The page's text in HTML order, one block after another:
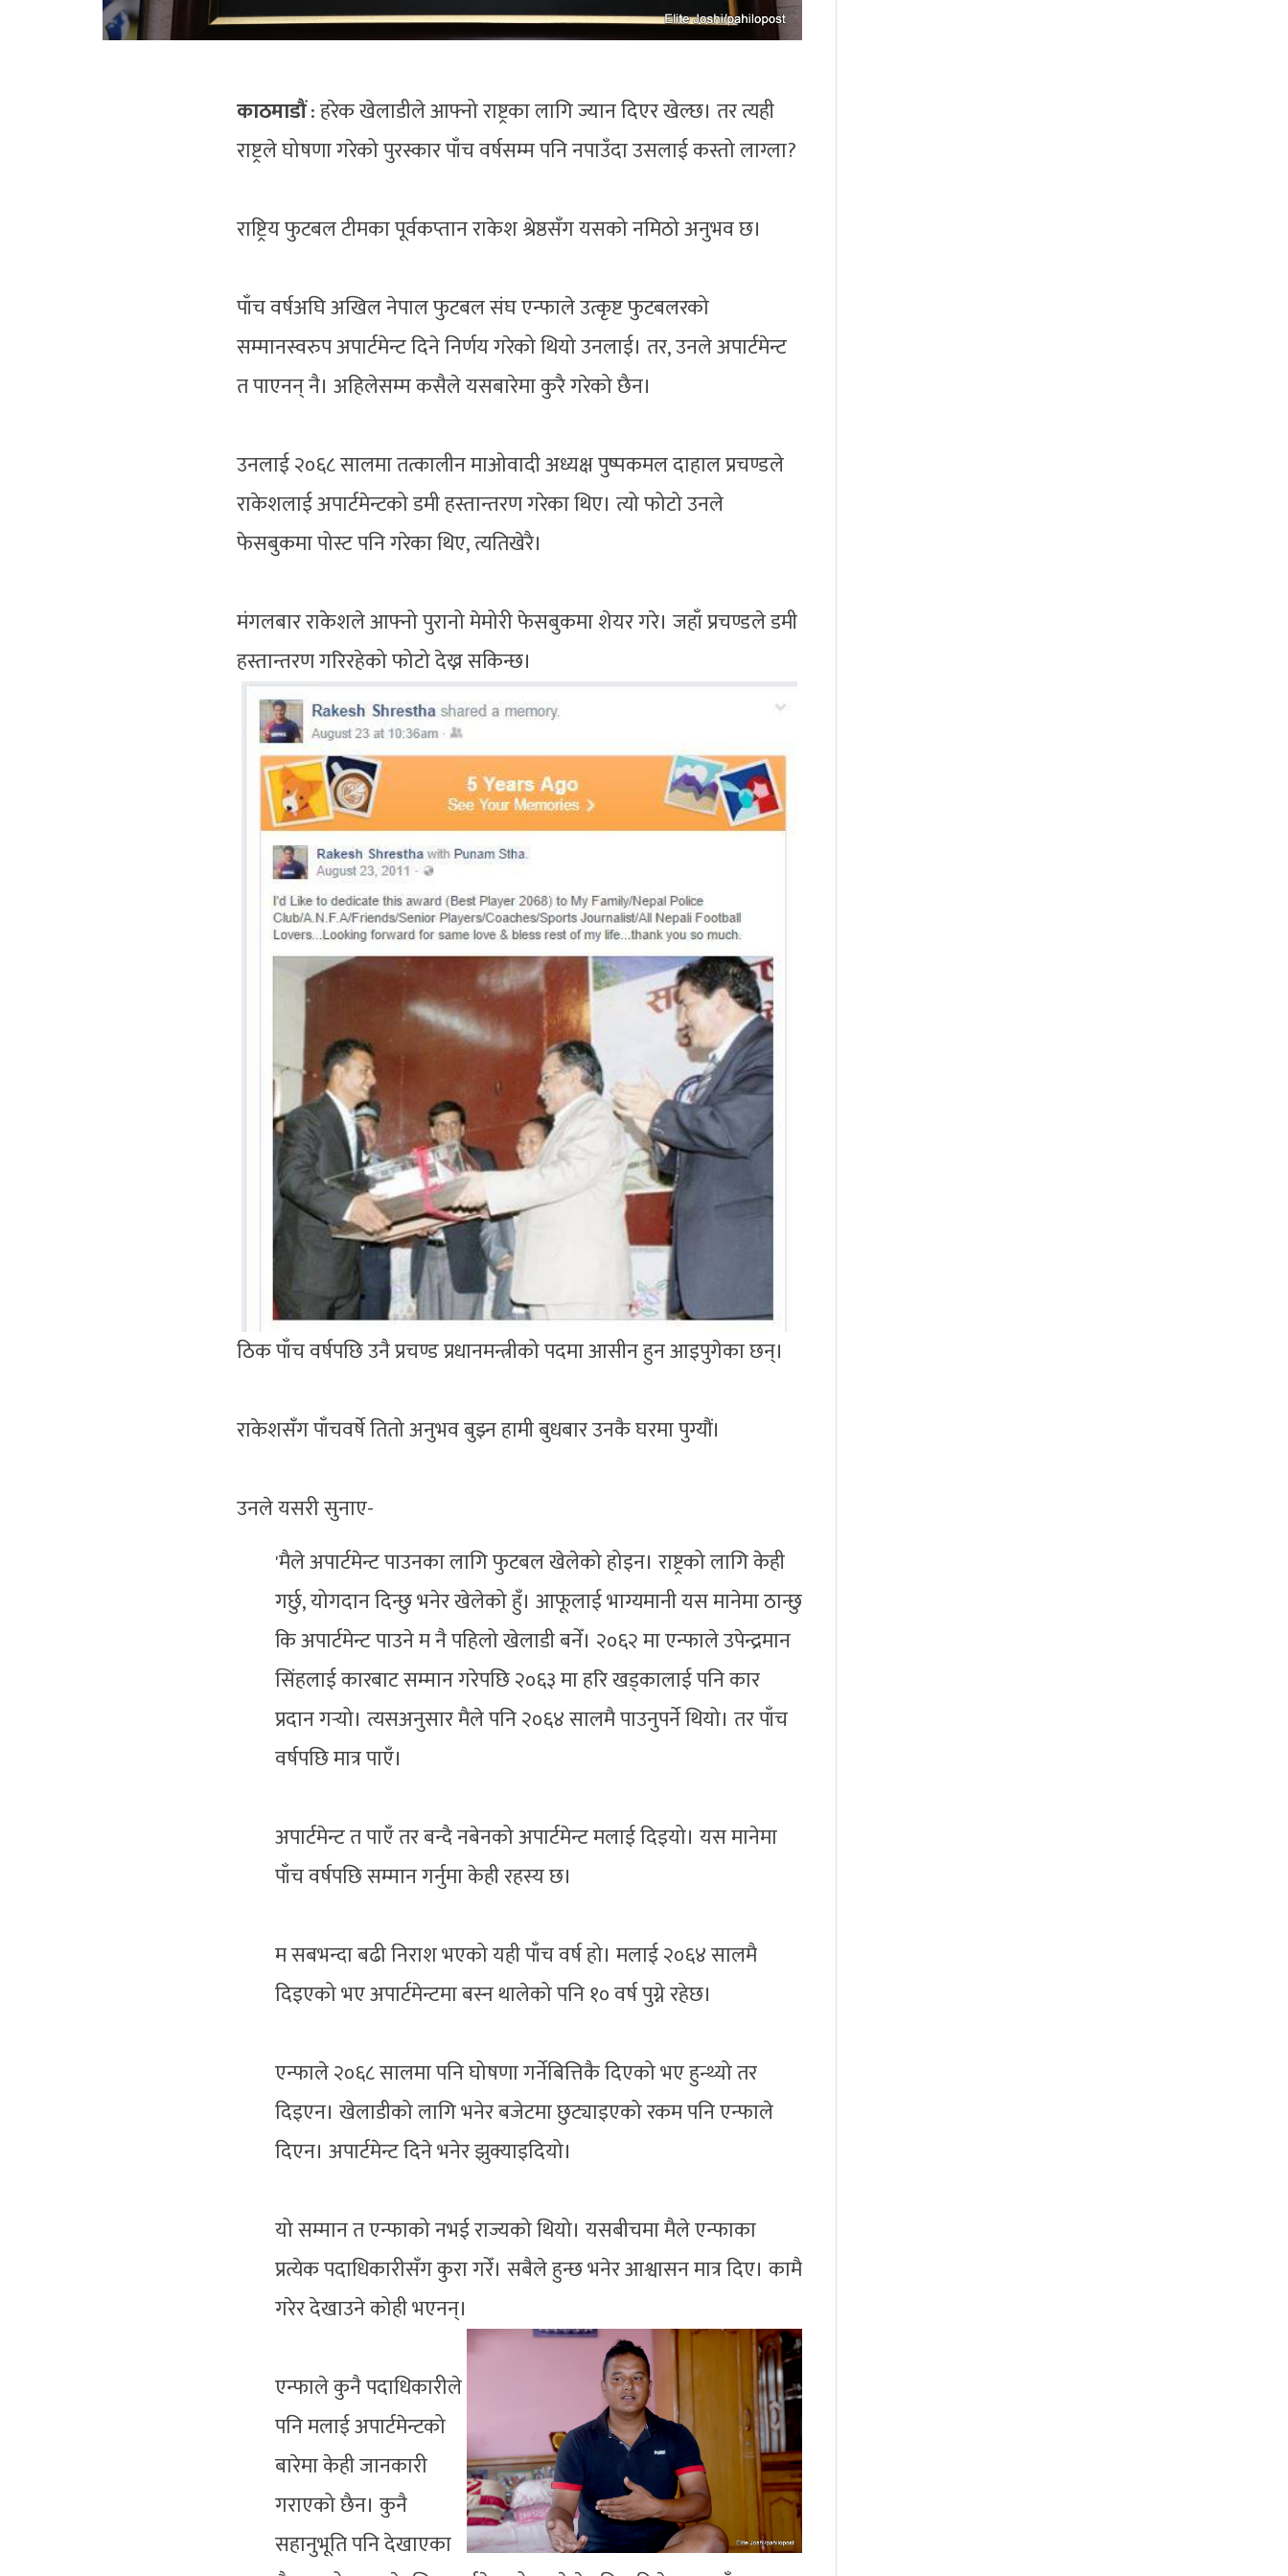
काठमाडौं: हरेक खेलाडीले आफ्नो राष्ट्रका लागि ज्यान दिएर खेल्छ। तर त्यही
राष्ट्रले घोषणा गरेको पुरस्कार पाँच वर्षसम्म पनि नपाउँदा उसलाई कस्तो लाग्ला?
राष्ट्रिय फुटबल टीमकापूर्वकप्तान राकेश श्रेष्ठसँग यसको नमिठो अनुभव छ।
पाँच वर्षअघि अखिल नेपाल फुटबल संघ एन्फाले उत्कृष्ट फुटबलरको
सम्मानस्वरुप अपार्टमेन्ट दिने निर्णय गरेको थियो उनलाई। तर, उनले अपार्टमेन्ट
त पाएनन् नै। अहिलेसम्म कसैले यसबारेमा कुरै गरेको छैन।
उनलाई २०६८ सालमा तत्कालीन माओवादी अध्यक्ष पुष्पकमल दाहाल प्रचण्डले
राकेशलाई अपार्टमेन्टको डमी हस्तान्तरण गरेका थिए। त्यो फोटो उनले
फेसबुकमा पोस्ट पनि गरेका थिए, त्यतिखेरै।
मंगलबार राकेशले आफ्नो पुरानो मेमोरी फेसबुकमा शेयर गरे। जहाँ प्रचण्डले डमी
हस्तान्तरण गरिरहेको फोटो देख्न सकिन्छ।
ठिक पाँच वर्षपछि उनै प्रचण्ड प्रधानमन्त्रीको पदमा आसीन हुन आइपुगेका छन्।
राकेशसँग पाँचवर्षे तितो अनुभव बुझ्न हामी बुधबार उनकै घरमा पुग्यौं।
उनले यसरी सुनाए-
'मैले अपार्टमेन्ट पाउनका लागि फुटबल खेलेको होइन। राष्ट्रको लागि केही
गर्छु, योगदान दिन्छु भनेर खेलेको हुँ। आफूलाई भाग्यमानी यस मानेमा ठान्छु
कि अपार्टमेन्ट पाउने म नै पहिलो खेलाडी बनेँ। २०६२ मा एन्फाले उपेन्द्रमान
सिंहलाई कारबाट सम्मान गरेपछि २०६३ मा हरि खड्कालाई पनि कार
प्रदान गर्‍यो। त्यसअनुसार मैले पनि २०६४ सालमै पाउनुपर्ने थियो। तर पाँच
वर्षपछि मात्र पाएँ।
अपार्टमेन्ट त पाएँ तर बन्दै नबेनको अपार्टमेन्ट मलाई दिइयो। यस मानेमा
पाँच वर्षपछि सम्मान गर्नुमा केही रहस्य छ।
म सबभन्दा बढी निराश भएको यही पाँच वर्ष हो। मलाई २०६४ सालमै
दिइएको भए अपार्टमेन्टमा बस्न थालेको पनि १० वर्ष पुग्ने रहेछ।
एन्फाले २०६८ सालमा पनि घोषणा गर्नेबित्तिकै दिएको भए हुन्थ्यो तर
दिइएन। खेलाडीको लागि भनेर बजेटमा छुट्याइएको रकम पनि एन्फाले
दिएन। अपार्टमेन्ट दिने भनेर झुक्याइदियो।
यो सम्मान त एन्फाको नभई राज्यको थियो। यसबीचमा मैले एन्फाका
प्रत्येक पदाधिकारीसँग कुरा गरेँ। सबैले हुन्छ भनेर आश्वासन मात्र दिए। कामै
गरेर देखाउने कोही भएनन्।
एन्फाले कुनै पदाधिकारीले
पनि मलाई अपार्टमेन्टको
बारेमा केही जानकारी
गराएको छैन। कुनै
सहानुभूति पनि देखाएका